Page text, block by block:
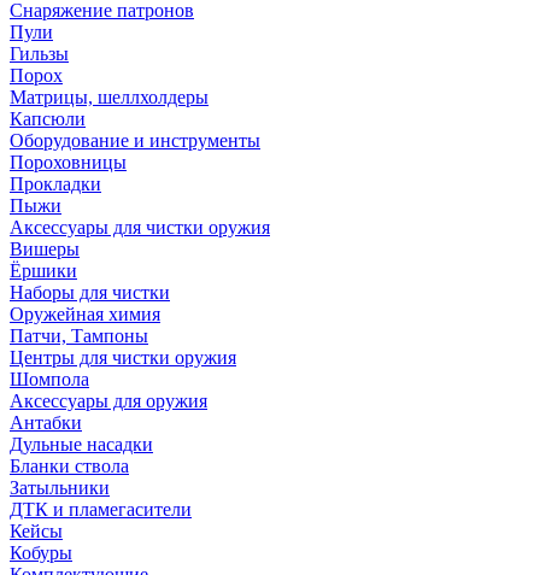
Снаряжение патронов
Пули
Гильзы
Порох
Матрицы, шеллхолдеры
Капсюли
Оборудование и инструменты
Пороховницы
Прокладки
Пыжи
Аксессуары для чистки оружия
Вишеры
Ёршики
Наборы для чистки
Оружейная химия
Патчи, Тампоны
Центры для чистки оружия
Шомпола
Аксессуары для оружия
Антабки
Дульные насадки
Бланки ствола
Затыльники
ДТК и пламегасители
Кейсы
Кобуры